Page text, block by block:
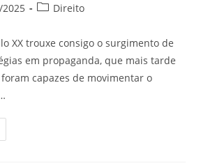
Direito
XX trouxe consigo o surgimento de
em propaganda, que mais tarde
capazes de movimentar o